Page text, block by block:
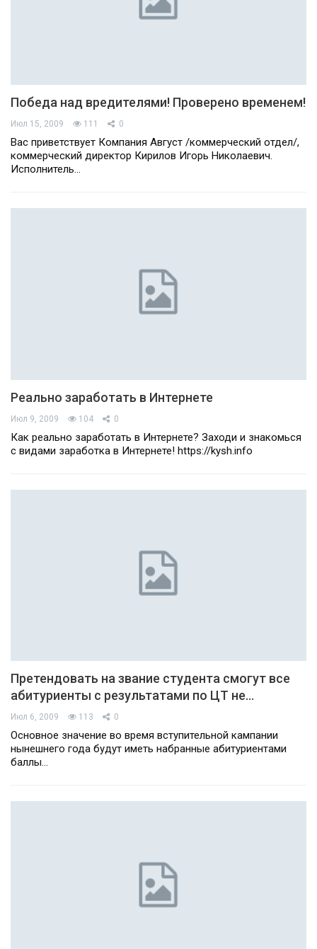
Победа над вредителями! Проверено временем!
Июл 15, 2009 111 0
Вас приветствует Компания Август /коммерческий отдел/,
коммерческий директор Кирилов Игорь Николаевич.
Исполнитель…
Реально заработать в Интернете
Июл 9, 2009 104 0
Как реально заработать в Интернете? Заходи и знакомься
с видами заработка в Интернете! https://kysh.info
Претендовать на звание студента смогут все
абитуриенты с результатами по ЦТ не…
Июл 6, 2009 113 0
Основное значение во время вступительной кампании
нынешнего года будут иметь набранные абитуриентами
баллы…